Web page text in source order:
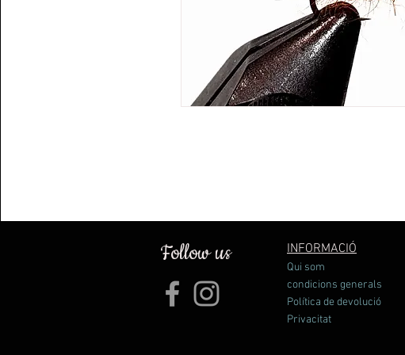
Follow us INFORMACIÓ
Qui som
condicions generals
Política de devolució
Privacitat